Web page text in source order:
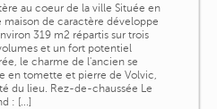
au coeur de la ville Située en
de caractère développe
319 m2 répartis sur trois
et un fort potentiel
le charme de l'ancien se
en tomette et pierre de Volvic,
du lieu. Rez-de-chaussée Le
: [...]